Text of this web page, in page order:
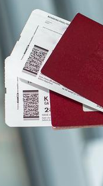
endroits
son ambiance
des vacances en